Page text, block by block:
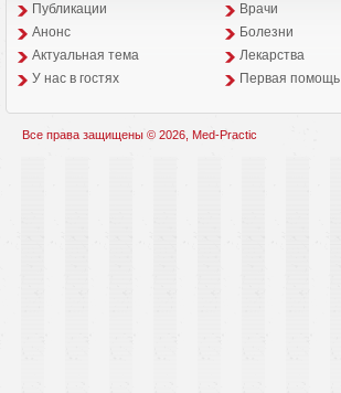
Публикации
Врачи
Анонс
Болезни
Aктуальная тема
Лекарства
У нас в гостях
Первая помощь
Все права защищены © 2026, Med-Practic